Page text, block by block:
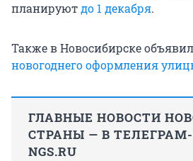
планируютдо 1 декабря.
Также в Новосибирске
новогоднего оформления
ГЛАВНЫЕ НОВОСТИ
СТРАНЫ — В
NGS.RU